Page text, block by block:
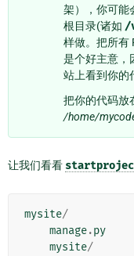
架），你可能
根目录(诸如 /
样做。把所有
是个好主意，
站上看到你的
把你的代码放
/home/
让我们看看
mysite/
manage.py
mysite/